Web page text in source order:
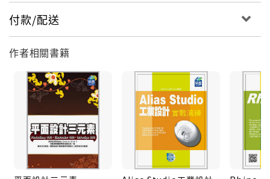
付款/配送
作者相關書籍